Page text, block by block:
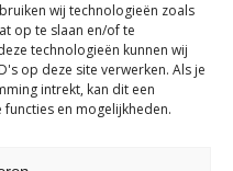
wij technologieën zoals
op te slaan en/of te
technologieën kunnen wij
op deze site verwerken. Als je
intrekt, kan dit een
en mogelijkheden.